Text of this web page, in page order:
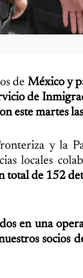
de México y
de
este martes
y la
locales
total de 152
en una
socios